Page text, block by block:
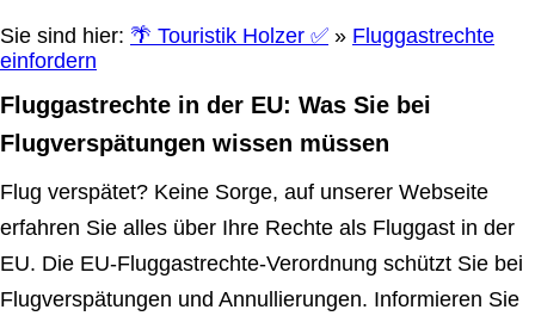
Sie sind hier: 🌴 Touristik Holzer ✅ » Fluggastrechte
einfordern
Fluggastrechte in der EU: Was Sie bei
Flugverspätungen wissen müssen
Flug verspätet? Keine Sorge, auf unserer Webseite
erfahren Sie alles über Ihre Rechte als Fluggast in der
EU. Die EU-Fluggastrechte-Verordnung schützt Sie bei
Flugverspätungen und Annullierungen. Informieren Sie